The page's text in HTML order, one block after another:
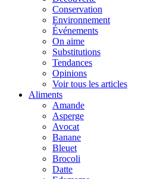
Conservation
Environnement
Événements
On aime
Substitutions
Tendances
Opinions
Voir tous les articles
Aliments
Amande
Asperge
Avocat
Banane
Bleuet
Brocoli
Datte